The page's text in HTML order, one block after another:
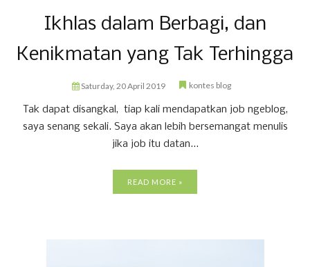
Ikhlas dalam Berbagi, dan
Kenikmatan yang Tak Terhingga
Saturday, 20 April 2019 kontes blog
Tak dapat disangkal, tiap kali mendapatkan job ngeblog,
saya senang sekali. Saya akan lebih bersemangat menulis
jika job itu datan...
READ MORE »